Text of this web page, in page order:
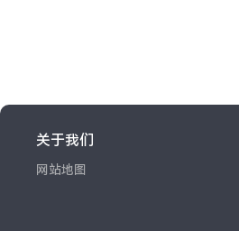
关于我们
网站地图